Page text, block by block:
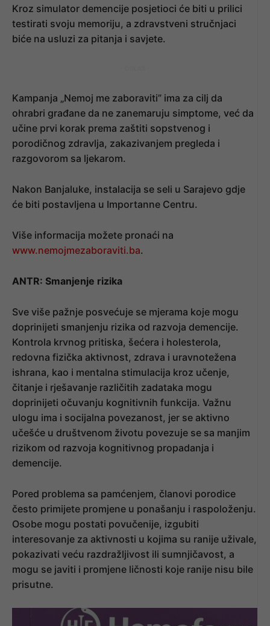
Kroz simulator demencije posjetioci će biti u prilici
testirati svoju memoriju, a zdravstveni stručnjaci
biće na usluzi za pitanja i savjete.
Kampanja „Nemoj me zaboraviti” ima za cilj da
ohrabri građane da ne zanemaruju simptome, već da
učine prvi korak prema zaštiti sopstvenog i
porodičnog zdravlja, zakazivanjem pregleda i
razgovorom sa ljekarom.
Nakon Banjaluke, instalacija se seli u Sarajevo gdje
će biti postavljena u Importanne Centru.
Više informacija možete pronaći na
www.nemojmezaboraviti.ba.
ANTR: Smanjenje rizika
Sve više pažnje posvećuje se mjerama koje mogu
doprinijeti smanjenju rizika od razvoja demencije.
Kontrola krvnog pritiska, šećera i holesterola,
redovna fizička aktivnost, zdrava i uravnotežena
ishrana, kao i mentalna stimulacija kroz učenje,
čitanje i rješavanje različitih zadataka mogu
doprinijeti očuvanju kognitivnih funkcija. Važnu
ulogu ima i socijalna povezanost, jer se aktivno
učešće u društvenom životu povezuje se sa manjim
rizikom od razvoja kognitivnog propadanja i
demencije.
Pored problema sa pamćenjem, članovi porodice
često primijete promjene u ponašanju i raspoloženju.
Osobe mogu postati povučenije, izgubiti
interesovanje za aktivnosti u kojima su ranije uživale,
pokazivati veću razdražljivost ili sumnjičavost, a
mogu se javiti i promjene ličnosti koje ranije nisu bile
prisutne.